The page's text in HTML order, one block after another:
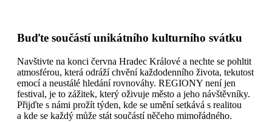
Buďte součástí unikátního kulturního svátku
Navštivte na konci června Hradec Králové a nechte se pohltit
atmosférou, která odráží chvění každodenního života, tekutost
emocí a neustálé hledání rovnováhy. REGIONY není jen
festival, je to zážitek, který oživuje město a jeho návštěvníky.
Přijďte s námi prožít týden, kde se umění setkává s realitou
a kde se každý může stát součástí něčeho mimořádného.